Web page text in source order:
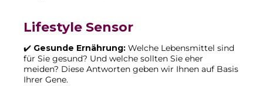
Lifestyle Sensor
✔️ Gesunde Ernährung: Welche Lebensmittel sind
für Sie gesund? Und welche sollten Sie eher
meiden? Diese Antworten geben wir Ihnen auf Basis
Ihrer Gene.